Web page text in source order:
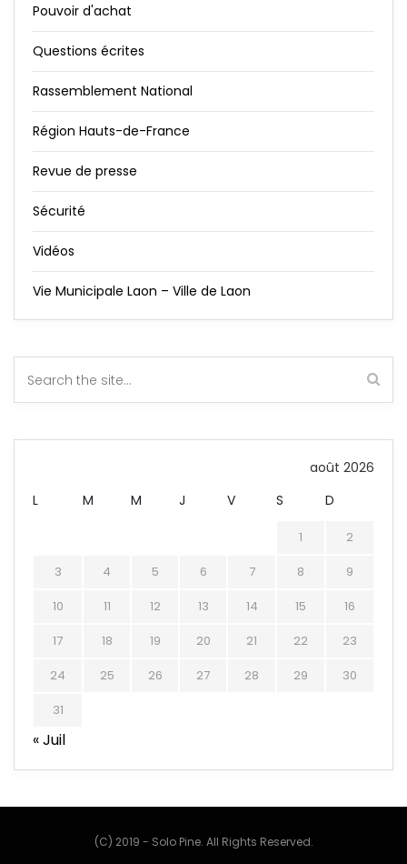
Pouvoir d'achat
Questions écrites
Rassemblement National
Région Hauts-de-France
Revue de presse
Sécurité
Vidéos
Vie Municipale Laon – Ville de Laon
août 2026
L
M M J V S D
1
2
3
4 5 6 7 8
9
10
11 12 13 14 15
16
17
18 19 20 21 22
23
24
25 26 27 28 29
30
31
« Juil
(C) 2019 - Solo Pine. All Rights Reserved.